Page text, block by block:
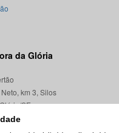
da Glória
km 3, Silos
SE